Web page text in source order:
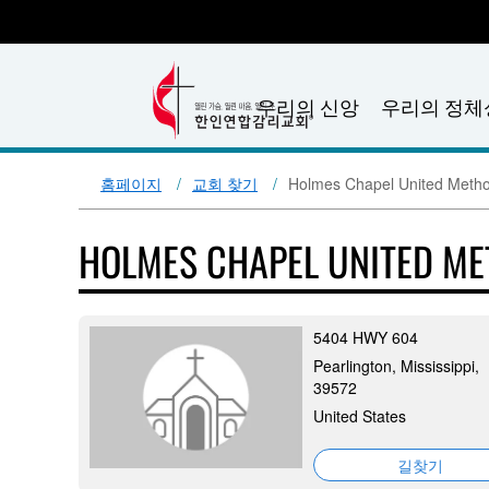
우리의 신앙 우리의 정체
홈페이지 교회 찾기 Holmes Chapel United
HOLMES CHAPEL UNITED
5404 HWY 604
Pearlington, Mississippi,
39572
United States
길찾기